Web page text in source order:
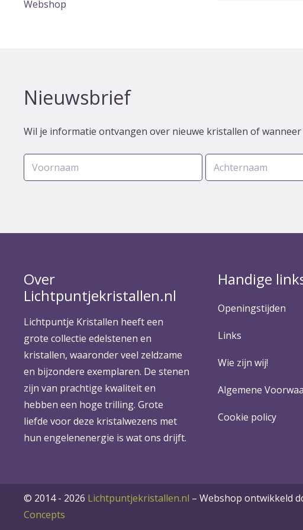
Webshop
Nieuwsbrief
Wil je informatie ontvangen over nieuwe kristallen of
Over
Lichtpuntjekristallen.nl
Lichtpuntje Kristallen heeft een
grote collectie edelstenen en
kristallen, waaronder veel zeldzame
en bijzondere exemplaren. De stenen
zijn van prachtige kwaliteit en
hebben een hoge trilling. Grote
liefde voor deze kristalwezens met
hun engelenenergie is wat ons drijft.
Handige
Openingstijden
Links
Wie zijn wij!
Algemene
Cookie policy
© 2014 - 2026 Lichtpuntjekristallen.nl – Webshop ontwikkeld
Concepts